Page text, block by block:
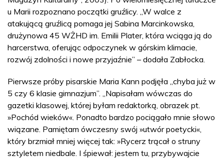
u Marii rozpoznano początki gruźlicy. „W walce z
atakującą gruźlicą pomaga jej Sabina Marcinkowska,
drużynowa 45 WŻHD im. Emilii Plater, która wciąga ją do
harcerstwa, oferując odpoczynek w górskim klimacie,
rozwój zdolności i nowe przyjaźnie” – dodała Zabłocka.
Pierwsze próby pisarskie Maria Kann podjęła „chyba już w
5 czy 6 klasie gimnazjum”. „Napisałam wówczas do
gazetki klasowej, której byłam redaktorką, obrazek pt.
»Pochód wieków«. Ponadto bardzo pociągało mnie słowo
wiązane. Pamiętam ówczesny swój »utwór poetycki«,
który brzmiał mniej więcej tak: »Rycerz trącał o struny
sztyletem niedbale. I śpiewał: jestem tu, przybywajcie